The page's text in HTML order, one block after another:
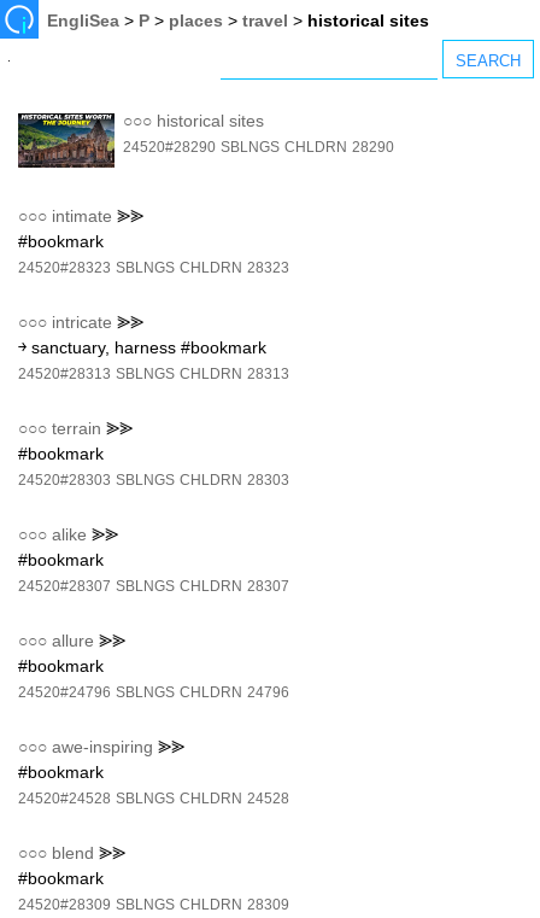
EngliSea > P > places >travel > historical sites
○○○ historical sites
24520#28290 SBLNGS CHLDRN 28290
○○○ intimate ⪢⪢
#bookmark
24520#28323 SBLNGS CHLDRN 28323
○○○ intricate ⪢⪢
￫ sanctuary, harness #bookmark
24520#28313 SBLNGS CHLDRN 28313
○○○ terrain ⪢⪢
#bookmark
24520#28303 SBLNGS CHLDRN 28303
○○○ alike ⪢⪢
#bookmark
24520#28307 SBLNGS CHLDRN 28307
○○○ allure ⪢⪢
#bookmark
24520#24796 SBLNGS CHLDRN 24796
○○○ awe-inspiring ⪢⪢
#bookmark
24520#24528 SBLNGS CHLDRN 24528
○○○ blend ⪢⪢
#bookmark
24520#28309 SBLNGS CHLDRN 28309